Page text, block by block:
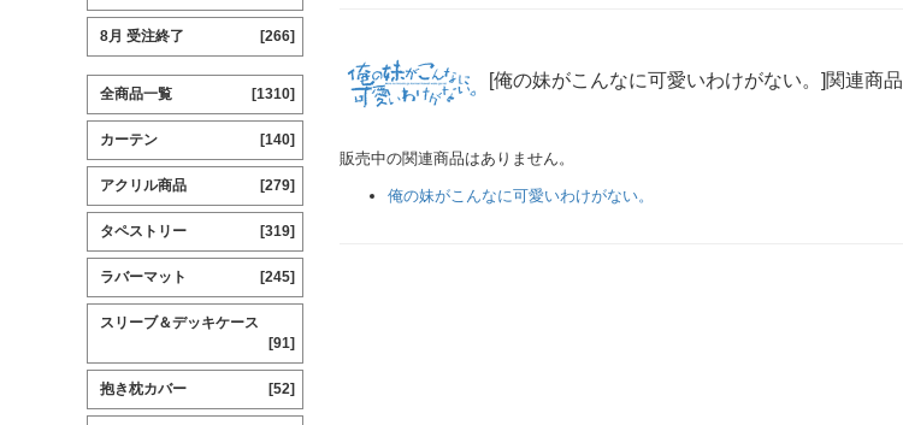
[俺の妹がこんなに可愛いわけがない。]関連商品
販売中の関連商品はありません。
俺の妹がこんなに可愛いわけがない。
8月 受注終了 [266]
全商品一覧 [1310]
カーテン [140]
アクリル商品 [279]
タペストリー [319]
ラバーマット [245]
スリーブ＆デッキケース
[91]
抱き枕カバー [52]